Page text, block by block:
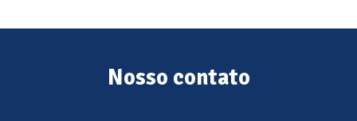
Nosso contato